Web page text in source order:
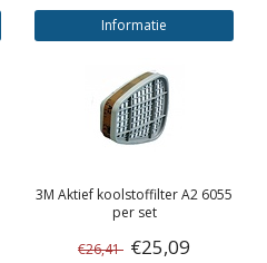
Informatie
3M Aktief koolstoffilter A2 6055
per set
€26,41 €25,09